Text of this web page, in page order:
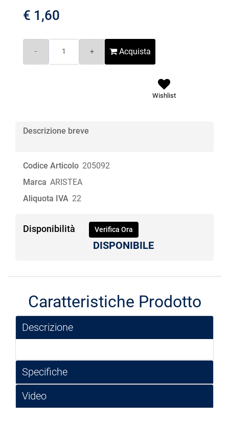
€ 1,60
Acquista
Wishlist
Descrizione breve
Codice Articolo 205092
Marca ARISTEA
Aliquota IVA 22
Disponibilità Verifica Ora
DISPONIBILE
Caratteristiche Prodotto
Descrizione
Specifiche
Video